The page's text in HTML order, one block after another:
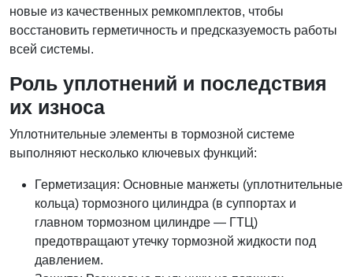
новые из качественных ремкомплектов, чтобы
восстановить герметичность и предсказуемость работы
всей системы.
Роль уплотнений и последствия
их износа
Уплотнительные элементы в тормозной системе
выполняют несколько ключевых функций:
Герметизация: Основные манжеты (уплотнительные
кольца) тормозного цилиндра (в суппортах и
главном тормозном цилиндре — ГТЦ)
предотвращают утечку тормозной жидкости под
давлением.